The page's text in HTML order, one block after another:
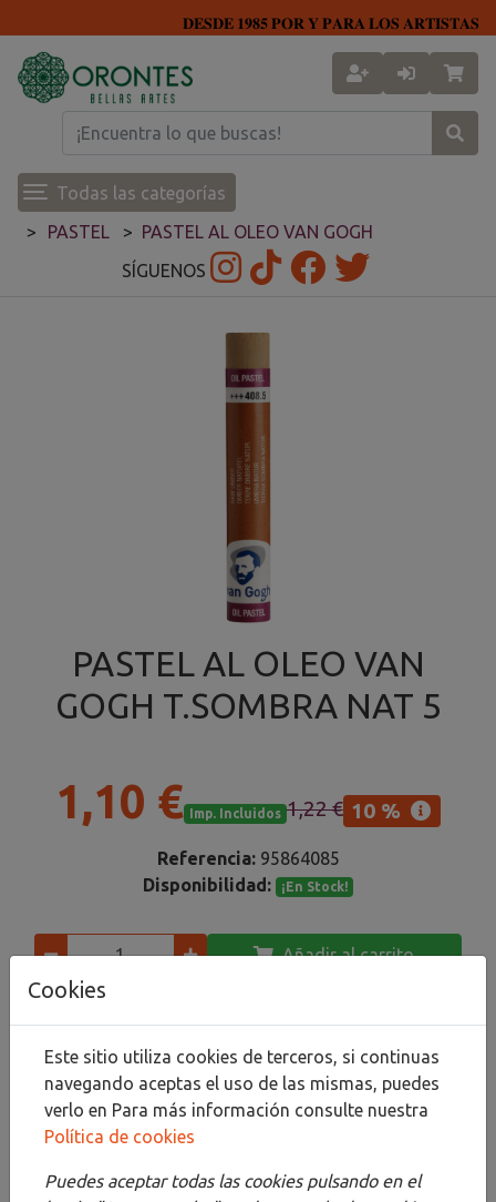
𝐃𝐄𝐒𝐃𝐄 𝟏𝟗𝟖𝟓 𝐏𝐎𝐑 𝐘 𝐏𝐀𝐑𝐀 𝐋𝐎𝐒 𝐀𝐑𝐓𝐈𝐒𝐓𝐀𝐒
Todas las categorías
PASTEL
PASTEL AL OLEO VAN GOGH
SÍGUENOS
PASTEL AL OLEO VAN
GOGH T.SOMBRA NAT 5
1,10 € Imp. Incluidos 1,22 € 10 %
Referencia: 95864085
Disponibilidad:
¡En Stock!
Añadir al carrito
Descripción
Detalles
Cookies
Este sitio utiliza cookies de terceros, si continuas
navegando aceptas el uso de las mismas, puedes
verlo en Para más información consulte nuestra
Política de cookies
Puedes aceptar todas las cookies pulsando en el